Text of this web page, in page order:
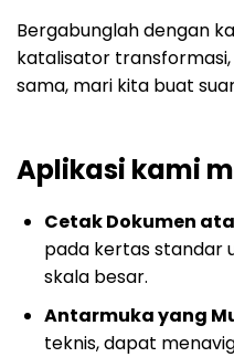
Bergabunglah dengan
katalisator
sama, mari kita buat
Aplikasi kami
Cetak Dokumen
pada kertas standar
skala besar.
Antarmuka yang
teknis, dapat